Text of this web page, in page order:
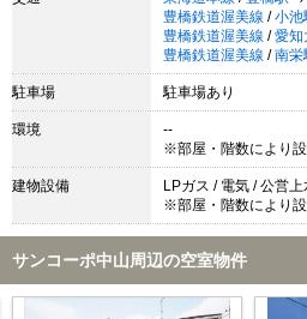
豊橋鉄道渥美線 / 小池
豊橋鉄道渥美線 / 愛知
豊橋鉄道渥美線 / 南栄
駐車場 駐車場あり
環境
--
※部屋・階数により設
建物設備
LPガス / 電気 / 公営
※部屋・階数により設
サンコーポ中山周辺の空室物件